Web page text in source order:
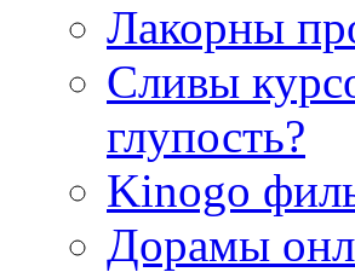
Лакорны
Сливы
глупость?
Kinogo
Дорамы